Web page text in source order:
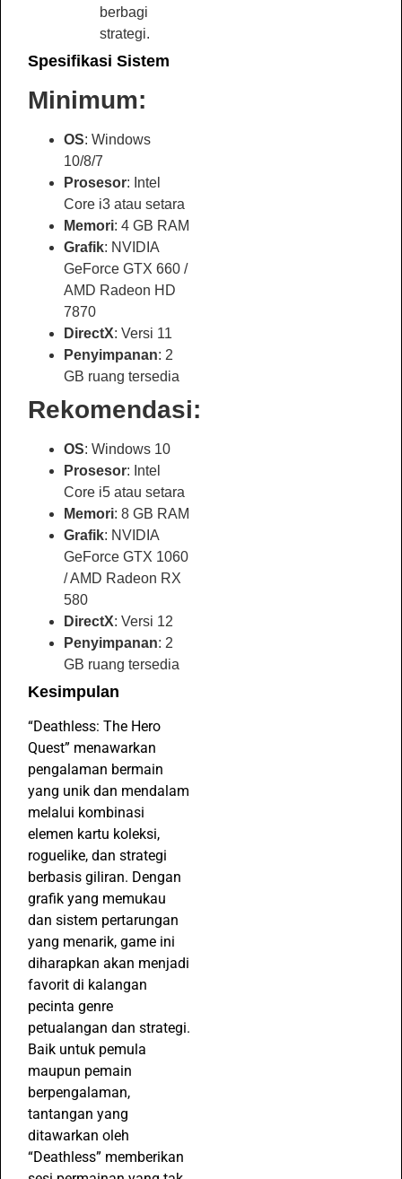
berbagi
strategi.
Spesifikasi Sistem
Minimum:
OS: Windows
10/8/7
Prosesor: Intel
Core i3 atau setara
Memori: 4 GB RAM
Grafik: NVIDIA
GeForce GTX 660 /
AMD Radeon HD
7870
DirectX: Versi 11
Penyimpanan: 2
GB ruang tersedia
Rekomendasi:
OS: Windows 10
Prosesor: Intel
Core i5 atau setara
Memori: 8 GB RAM
Grafik: NVIDIA
GeForce GTX 1060
/ AMD Radeon RX
580
DirectX: Versi 12
Penyimpanan: 2
GB ruang tersedia
Kesimpulan
“Deathless: The Hero
Quest” menawarkan
pengalaman bermain
yang unik dan mendalam
melalui kombinasi
elemen kartu koleksi,
roguelike, dan strategi
berbasis giliran. Dengan
grafik yang memukau
dan sistem pertarungan
yang menarik, game ini
diharapkan akan menjadi
favorit di kalangan
pecinta genre
petualangan dan strategi.
Baik untuk pemula
maupun pemain
berpengalaman,
tantangan yang
ditawarkan oleh
“Deathless” memberikan